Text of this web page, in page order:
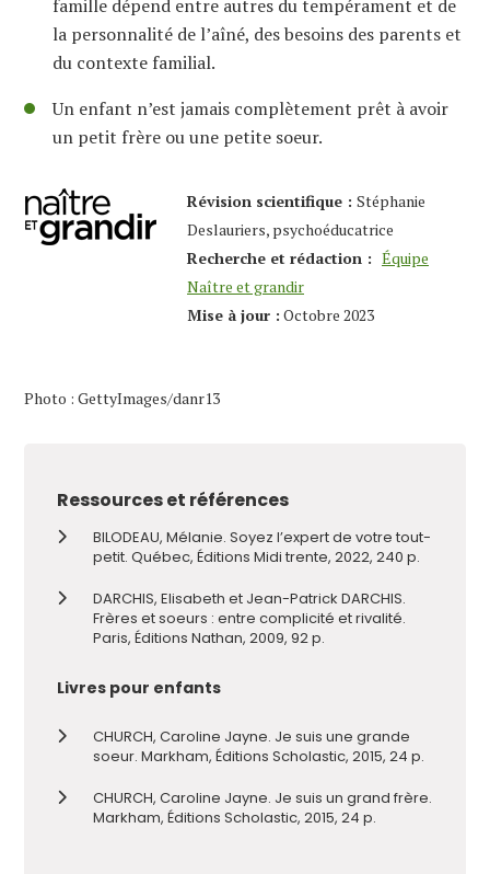
famille dépend entre autres du tempérament et de
la personnalité de l’aîné, des besoins des parents et
du contexte familial.
Un enfant n’est jamais complètement prêt à avoir
un petit frère ou une petite soeur.
Révision scientifique : Stéphanie
Deslauriers, psychoéducatrice
Recherche et rédaction : Équipe
Naître et grandir
Mise à jour : Octobre 2023
Photo : GettyImages/danr13
Ressources et références
BILODEAU, Mélanie. Soyez l’expert de votre tout-
petit. Québec, Éditions Midi trente, 2022, 240 p.
DARCHIS, Elisabeth et Jean-Patrick DARCHIS.
Frères et soeurs : entre complicité et rivalité.
Paris, Éditions Nathan, 2009, 92 p.
Livres pour enfants
CHURCH, Caroline Jayne. Je suis une grande
soeur. Markham, Éditions Scholastic, 2015, 24 p.
CHURCH, Caroline Jayne. Je suis un grand frère.
Markham, Éditions Scholastic, 2015, 24 p.